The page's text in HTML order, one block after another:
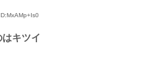
ID:MxAMp+Is0
キツイ